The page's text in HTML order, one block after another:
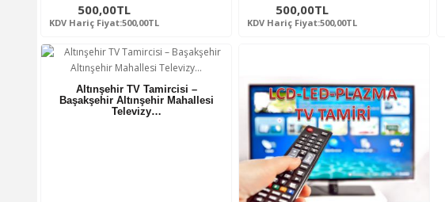
500,00TL
KDV Hariç Fiyat:500,00TL
500,00TL
KDV Hariç Fiyat:500,00TL
Altınşehir TV Tamircisi –
Başakşehir Altınşehir Mahallesi
Televizy…